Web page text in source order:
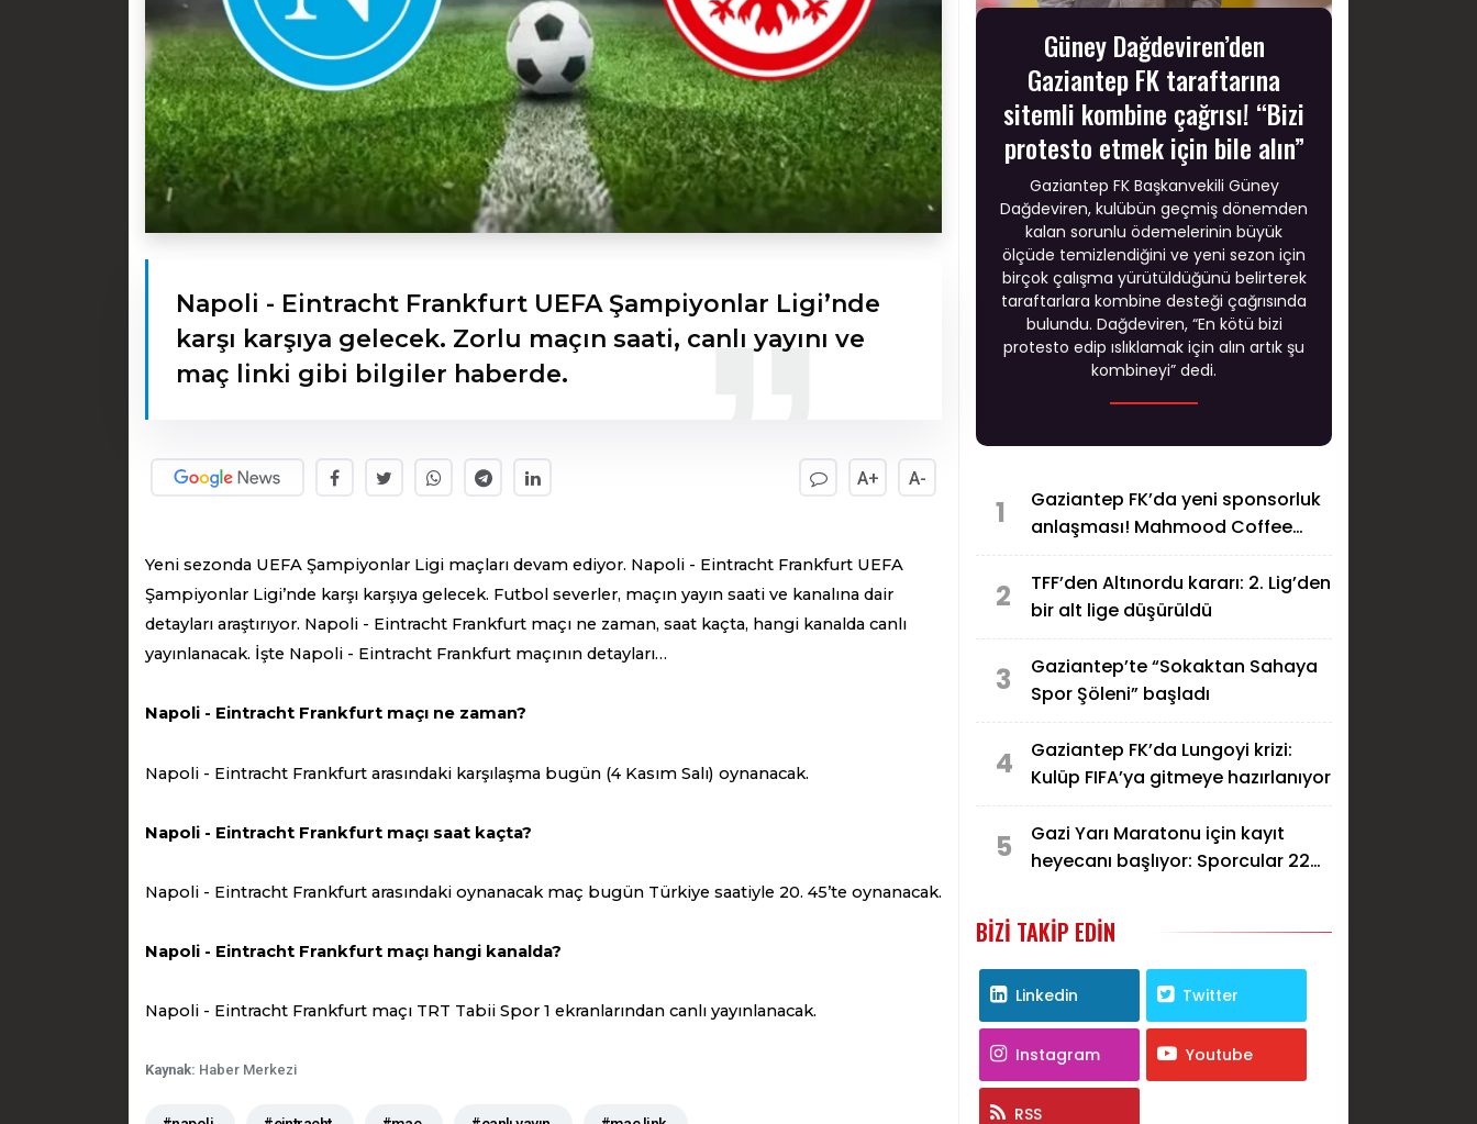
Napoli - Eintracht Frankfurt UEFA Şampiyonlar Ligi’nde
karşı karşıya gelecek. Zorlu maçın saati, canlı yayını ve
maç linki gibi bilgiler haberde.
A+ A-
Yeni sezonda UEFA Şampiyonlar Ligi maçları devam ediyor. Napoli - Eintracht Frankfurt UEFA
Şampiyonlar Ligi’nde karşı karşıya gelecek. Futbol severler, maçın yayın saati ve kanalına dair
detayları araştırıyor. Napoli - Eintracht Frankfurt maçı ne zaman, saat kaçta, hangi kanalda canlı
yayınlanacak. İşte Napoli - Eintracht Frankfurt maçının detayları…
Napoli - Eintracht Frankfurt maçı ne zaman?
Napoli - Eintracht Frankfurt arasındaki karşılaşma bugün (4 Kasım Salı) oynanacak.
Napoli - Eintracht Frankfurt maçı saat kaçta?
Napoli - Eintracht Frankfurt arasındaki oynanacak maç bugün Türkiye saatiyle 20. 45’te oynanacak.
Napoli - Eintracht Frankfurt maçı hangi kanalda?
Napoli - Eintracht Frankfurt maçı TRT Tabii Spor 1 ekranlarından canlı yayınlanacak.
Kaynak: Haber Merkezi
Güney Dağdeviren’den
Gaziantep FK taraftarına
sitemli kombine çağrısı! “Bizi
protesto etmek için bile alın”
Gaziantep FK Başkanvekili Güney
Dağdeviren, kulübün geçmiş dönemden
kalan sorunlu ödemelerinin büyük
ölçüde temizlendiğini ve yeni sezon için
birçok çalışma yürütüldüğünü belirterek
taraftarlara kombine desteği çağrısında
bulundu. Dağdeviren, “En kötü bizi
protesto edip ıslıklamak için alın artık şu
kombineyi” dedi.
1
Gaziantep FK’da yeni sponsorluk
anlaşması! Mahmood Coffee
2
TFF’den Altınordu kararı: 2. Lig’den
bir alt lige düşürüldü
3
Gaziantep’te “Sokaktan Sahaya
Spor Şöleni” başladı
4
Gaziantep FK’da Lungoyi krizi:
Kulüp FIFA’ya gitmeye hazırlanıyor
5
Gazi Yarı Maratonu için kayıt
heyecanı başlıyor: Sporcular 22
BIZI TAKIP EDIN
Linkedin Twitter
Instagram Youtube
RSS